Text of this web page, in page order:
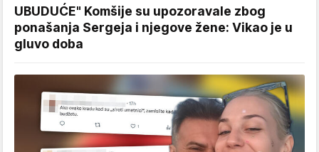
UBUDUĆE" Komšije su upozoravale zbog
ponašanja Sergeja i njegove žene: Vikao je u
gluvo doba